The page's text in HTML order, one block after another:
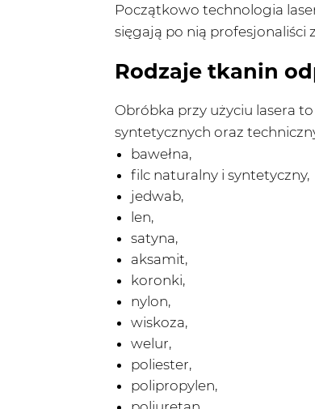
Początkowo technologia
sięgają po nią profesjonaliści
Rodzaje tkanin
Obróbka przy użyciu lasera
syntetycznych oraz
bawełna,
filc naturalny i syntetyczny,
jedwab,
len,
satyna,
aksamit,
koronki,
nylon,
wiskoza,
welur,
poliester,
polipropylen,